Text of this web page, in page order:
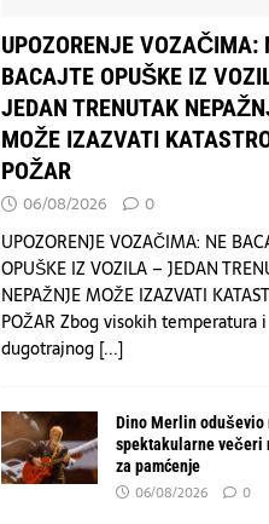
UPOZORENJE VOZAČIMA:
BACAJTE OPUŠKE IZ
JEDAN TRENUTAK
MOŽE IZAZVATI
POŽAR
06/08/2026 0
UPOZORENJE VOZAČIMA: NE
OPUŠKE IZ VOZILA – JEDAN
NEPAŽNJE MOŽE IZAZVATI
POŽAR Zbog visokih temperatura i
dugotrajnog [...]
Dino Merlin oduševio
spektakularne večeri
za pamćenje
06/08/2026 0